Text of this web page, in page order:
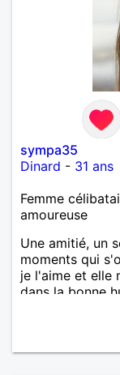
sympa35
Dinard - 31 ans
Femme
amoureuse
Une amitié, un
moments qui
je l'aime et elle
dans la bonne